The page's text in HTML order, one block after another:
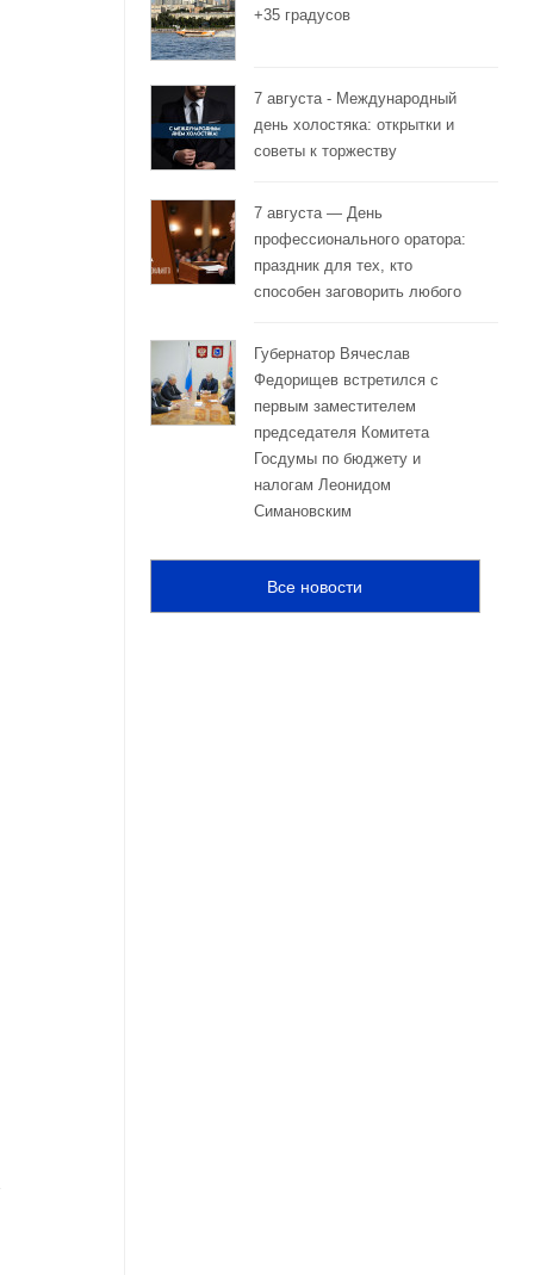
+35 градусов
7 августа - Международный
день холостяка: открытки и
советы к торжеству
7 августа — День
профессионального оратора:
праздник для тех, кто
способен заговорить любого
Губернатор Вячеслав
Федорищев встретился с
первым заместителем
председателя Комитета
Госдумы по бюджету и
налогам Леонидом
Симановским
Все новости